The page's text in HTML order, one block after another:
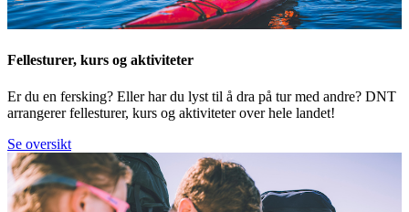
Fellesturer, kurs og aktiviteter
Er du en fersking? Eller har du lyst til å dra på tur med andre? DNT
arrangerer fellesturer, kurs og aktiviteter over hele landet!
Se oversikt